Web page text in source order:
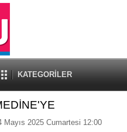
KATEGORİLER
Mayıs 2025 Cumartesi 12:00